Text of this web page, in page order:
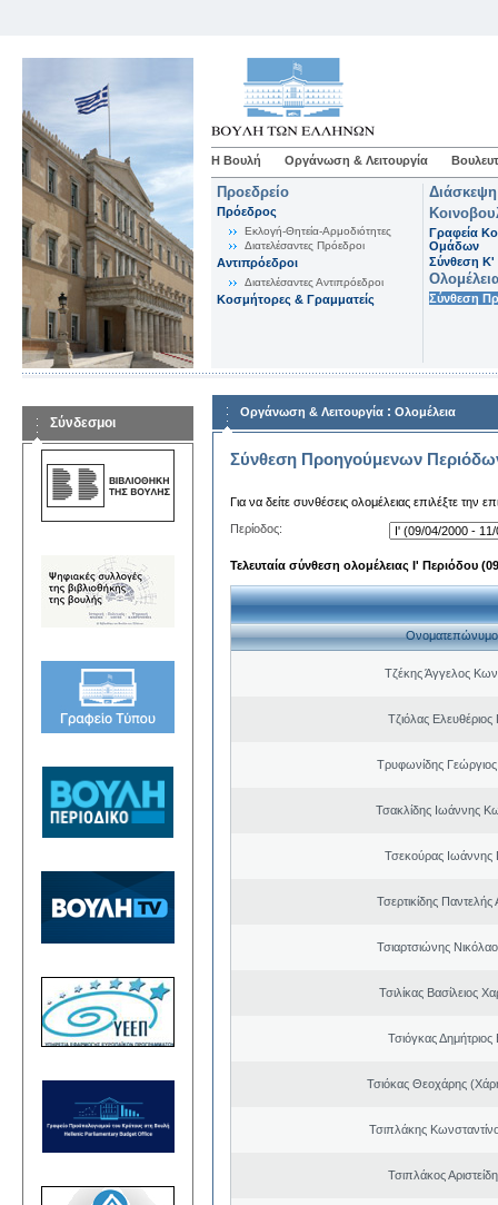
Η Βουλή Οργάνωση & Λειτουργία
Προεδρείο
Πρόεδρος
Εκλογή-Θητεία-Αρμοδιότητες
Διατελέσαντες Πρόεδροι
Αντιπρόεδροι
Διατελέσαντες Αντιπρόεδροι
Κοσμήτορες & Γραμματείς
Γραφεία
Ομάδων
Σύνθεση K'
Σύνθεση
Σύνδεσμοι
Οργάνωση & Λειτουργία : Ολομέλεια
Σύνθεση Προηγούμενων
Για να δείτε συνθέσεις ολομέλειας επιλέξτε την
Περίοδος:
Τελευταία σύνθεση ολομέλειας Ι' Περιόδου
Ονοματεπώνυμο
Τζέκης Άγγελος
Τζιόλας Ελευθέριος
Τρυφωνίδης
Τσακλίδης Ιωάννης
Τσεκούρας Ιωάννης
Τσερτικίδης Παντελής
Τσιαρτσιώνης
Τσιλίκας Βασίλειος
Τσιόγκας Δημήτριος
Τσιόκας Θεοχάρης
Τσιπλάκης
Τσιπλάκος